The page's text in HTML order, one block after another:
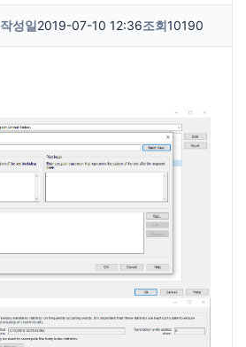
작성일2019-07-10 12:36조회10190